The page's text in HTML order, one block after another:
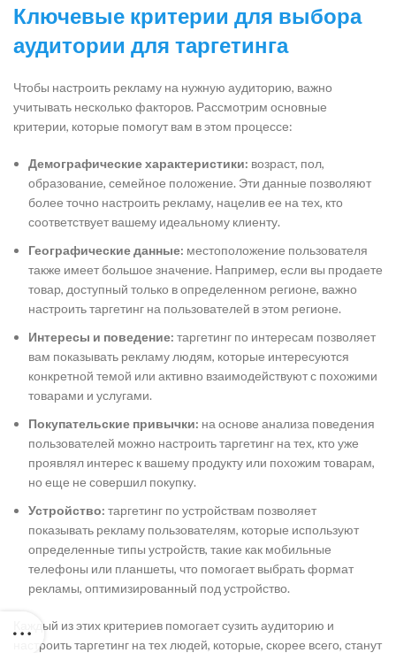
Ключевые критерии для выбора
аудитории для таргетинга
Чтобы настроить рекламу на нужную аудиторию, важно
учитывать несколько факторов. Рассмотрим основные
критерии, которые помогут вам в этом процессе:
Демографические характеристики: возраст, пол,
образование, семейное положение. Эти данные позволяют
более точно настроить рекламу, нацелив ее на тех, кто
соответствует вашему идеальному клиенту.
Географические данные: местоположение пользователя
также имеет большое значение. Например, если вы продаете
товар, доступный только в определенном регионе, важно
настроить таргетинг на пользователей в этом регионе.
Интересы и поведение: таргетинг по интересам позволяет
вам показывать рекламу людям, которые интересуются
конкретной темой или активно взаимодействуют с похожими
товарами и услугами.
Покупательские привычки: на основе анализа поведения
пользователей можно настроить таргетинг на тех, кто уже
проявлял интерес к вашему продукту или похожим товарам,
но еще не совершил покупку.
Устройство: таргетинг по устройствам позволяет
показывать рекламу пользователям, которые используют
определенные типы устройств, такие как мобильные
телефоны или планшеты, что помогает выбрать формат
рекламы, оптимизированный под устройство.
Каждый из этих критериев помогает сузить аудиторию и
настроить таргетинг на тех людей, которые, скорее всего, станут